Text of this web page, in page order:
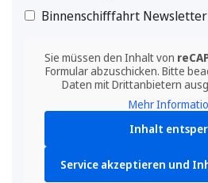
Binnenschifffahrt Newsletter
Sie müssen den Inhalt von
Formular abzuschicken. Bitte
Daten mit Drittanbietern
Mehr
Inhalt
Service akzeptieren und